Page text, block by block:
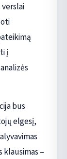
į
bus
elgesį,
klausimas –